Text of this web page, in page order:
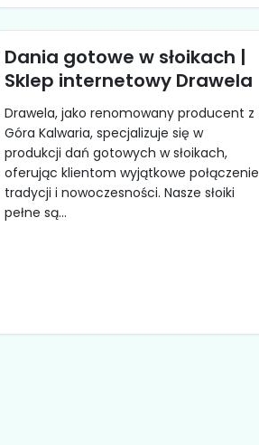
Dania gotowe w słoikach |
Sklep internetowy Drawela
Drawela, jako renomowany producent z
Góra Kalwaria, specjalizuje się w
produkcji dań gotowych w słoikach,
oferując klientom wyjątkowe połączenie
tradycji i nowoczesności. Nasze słoiki
pełne są...